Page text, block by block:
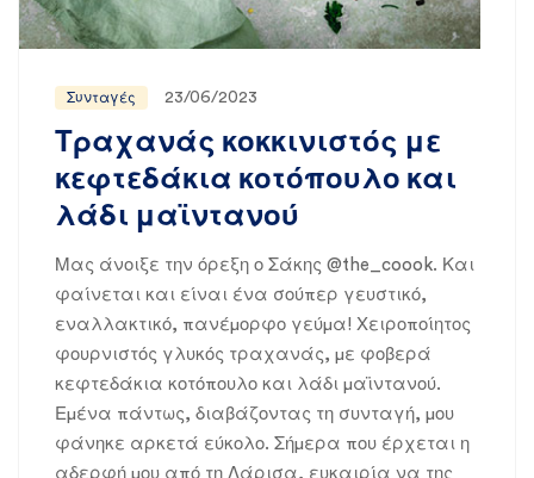
Συνταγές 23/06/2023
Τραχανάς κοκκινιστός με
κεφτεδάκια κοτόπουλο και
λάδι μαϊντανού
Μας άνοιξε την όρεξη ο Σάκης @the_coook. Και
φαίνεται και είναι ένα σούπερ γευστικό,
εναλλακτικό, πανέμορφο γεύμα! Χειροποίητος
φουρνιστός γλυκός τραχανάς, με φοβερά
κεφτεδάκια κοτόπουλο και λάδι μαϊντανού.
Εμένα πάντως, διαβάζοντας τη συνταγή, μου
φάνηκε αρκετά εύκολο. Σήμερα που έρχεται η
αδερφή μου από τη Λάρισα, ευκαιρία να της